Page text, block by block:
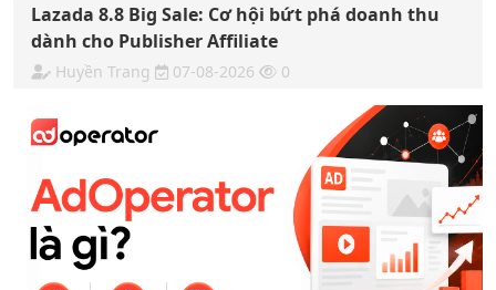
Lazada 8.8 Big Sale: Cơ hội bứt phá doanh thu
dành cho Publisher Affiliate
Huyền Trang 07-08-2026 0